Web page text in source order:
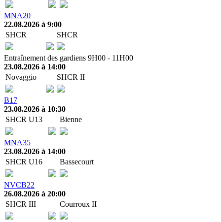
MNA20
22.08.2026 à 9:00
SHCR
SHCR
Entraînement des gardiens 9H00 - 11H00
23.08.2026 à 14:00
Novaggio
SHCR II
B17
23.08.2026 à 10:30
SHCR U13
Bienne
MNA35
23.08.2026 à 14:00
SHCR U16
Bassecourt
NVCB22
26.08.2026 à 20:00
SHCR III
Courroux II